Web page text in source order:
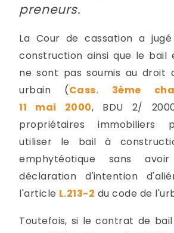
preneurs.
La Cour de cassation a
construction ainsi que le bail
ne sont pas soumis au droit
urbain (Cass. 3ème
11 mai 2000, BDU 2/
propriétaires immobiliers
utiliser le bail à
emphytéotique sans
déclaration d'intention
l'article L.213-2 du code de
Toutefois, si le contrat de